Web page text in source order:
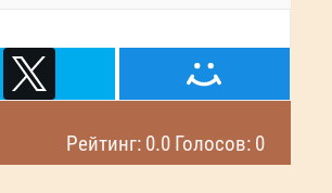
Рейтинг: 0.0 Голосов: 0